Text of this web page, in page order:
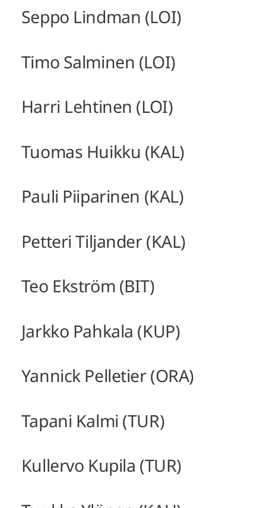
Seppo Lindman (LOI)
Timo Salminen (LOI)
Harri Lehtinen (LOI)
Tuomas Huikku (KAL)
Pauli Piiparinen (KAL)
Petteri Tiljander (KAL)
Teo Ekström (BIT)
Jarkko Pahkala (KUP)
Yannick Pelletier (ORA)
Tapani Kalmi (TUR)
Kullervo Kupila (TUR)